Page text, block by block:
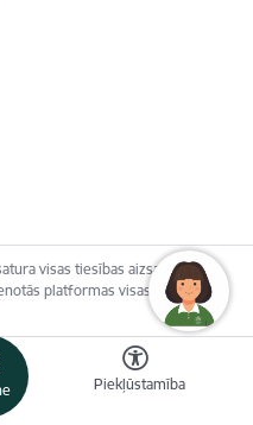
Piekļūstamība
visas tiesības aizsargātas.
platformas visas tiesības